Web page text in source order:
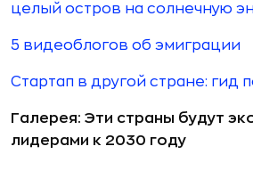
целый остров на солнечную
5 видеоблогов об эмиграции
Стартап в другой стране: гид
Галерея: Эти страны будут
лидерами к 2030 году